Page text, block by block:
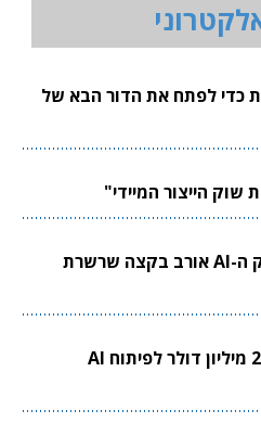
כדי לפתח את הדור הבא של
צוואר הבקבוק הבא בשוק ה-AI אורב בקצה שרשרת
Limitless Labs גייסה 20 מיליון דולר לפיתוח AI